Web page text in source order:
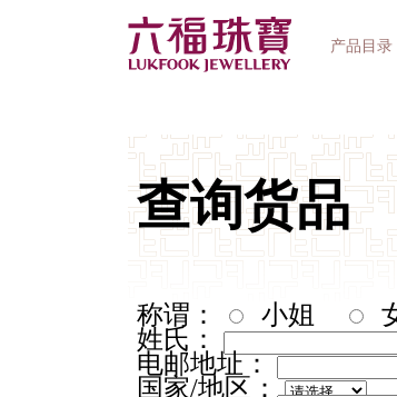
产品目录
钟表品牌 精选礼品